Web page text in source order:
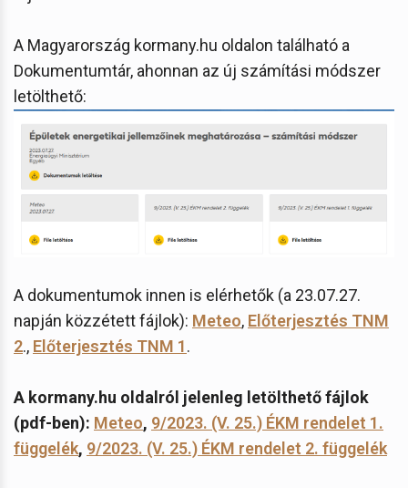
A Magyarország kormany.hu oldalon található a
Dokumentumtár, ahonnan az új számítási módszer
letölthető:
A dokumentumok innen is elérhetők (a 23.07.27.
napján közzétett fájlok): Meteo, Előterjesztés TNM
2., Előterjesztés TNM 1.
A kormany.hu oldalról jelenleg letölthető fájlok
(pdf-ben): Meteo, 9/2023. (V. 25.) ÉKM rendelet 1.
függelék, 9/2023. (V. 25.) ÉKM rendelet 2. függelék